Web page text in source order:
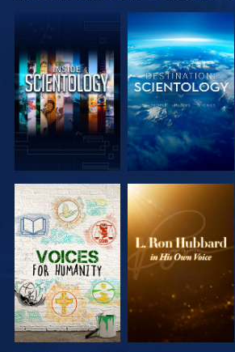
VERKEN DE
SERIE
VERKEN DE
SERIE